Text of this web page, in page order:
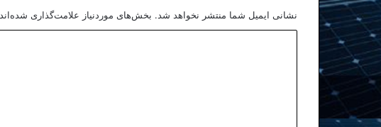
نشانی ایمیل شما منتشر نخواهد شد. بخش‌های موردنیاز علامت‌گذاری شده‌اند